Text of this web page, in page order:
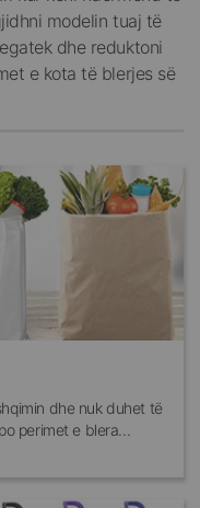
modelin tuaj të
dhe reduktoni
e kota të blerjes së
dhe nuk duhet të
perimet e blera...